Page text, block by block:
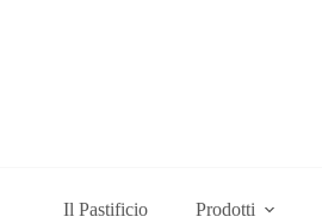
Il Pastificio Prodotti